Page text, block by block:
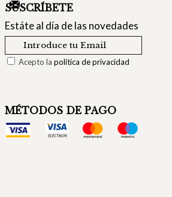
SUSCRÍBETE
Estáte al día de las novedades
Acepto lapolítica de privacidad
MÉTODOS DE PAGO